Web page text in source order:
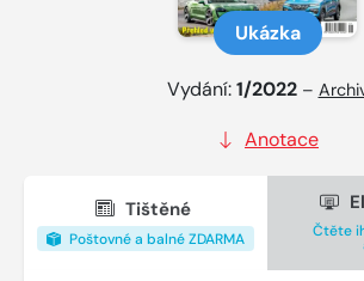
Ukázka
Vydání:1/2022 –
Anotace
Tištěné
Poštovné a balné ZDARMA Čtěte